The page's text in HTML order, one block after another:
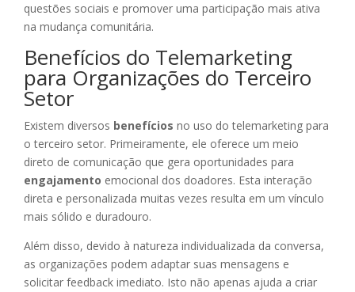
questões sociais e promover uma participação mais ativa
na mudança comunitária.
Benefícios do Telemarketing
para Organizações do Terceiro
Setor
Existem diversos benefícios no uso do telemarketing para
o terceiro setor. Primeiramente, ele oferece um meio
direto de comunicação que gera oportunidades para
engajamento emocional dos doadores. Esta interação
direta e personalizada muitas vezes resulta em um vínculo
mais sólido e duradouro.
Além disso, devido à natureza individualizada da conversa,
as organizações podem adaptar suas mensagens e
solicitar feedback imediato. Isto não apenas ajuda a criar